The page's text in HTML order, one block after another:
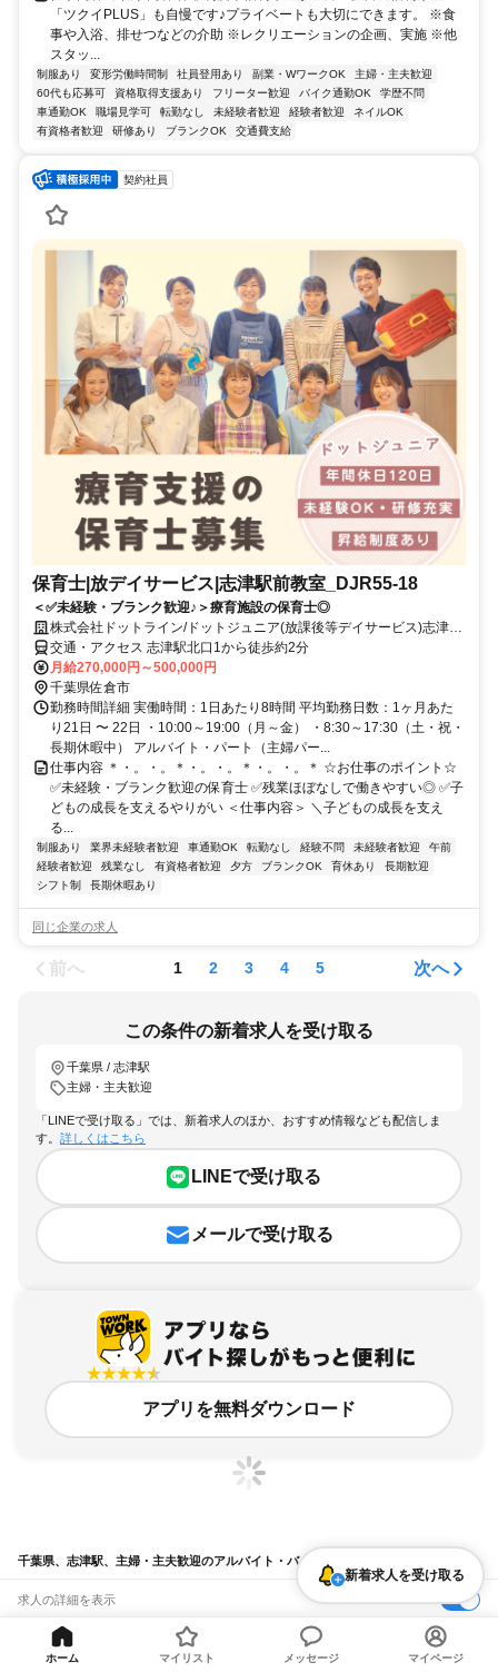
「ツクイPLUS」も自慢です♪プライベートも大切にできます。 ※食
事や入浴、排せつなどの介助 ※レクリエーションの企画、実施 ※他
スタッ...
制服あり 変形労働時間制 社員登用あり 副業・WワークOK
主婦・主夫歓迎
60代も応募可
資格取得支援あり フリーター歓迎 バイク通勤OK
学歴不問
車通勤OK
職場見学可 転勤なし 未経験者歓迎 経験者歓迎
ネイルOK
有資格者歓迎
研修あり ブランクOK 交通費支給
契約社員
保育士|放デイサービス|志津駅前教室_DJR55-18
＜✅未経験・ブランク歓迎♪＞療育施設の保育士◎
株式会社ドットライン/ドットジュニア(放課後等デイサービス)志津駅
前
交通・アクセス 志津駅北口1から徒歩約2分
月給270,000円～500,000円
千葉県佐倉市
勤務時間詳細 実働時間：1日あたり8時間 平均勤務日数：1ヶ月あた
り21日 〜 22日 ・10:00～19:00（月～金） ・8:30～17:30（土・祝・
長期休暇中） アルバイト・パート（主婦パー...
仕事内容 ＊・。・。＊・。・。＊・。・。＊ ☆お仕事のポイント☆
✅未経験・ブランク歓迎の保育士 ✅残業ほぼなしで働きやすい◎ ✅子
どもの成長を支えるやりがい ＜仕事内容＞ ＼子どもの成長を支え
る...
制服あり 業界未経験者歓迎 車通勤OK 転勤なし 経験不問 未経験者歓迎
午前
経験者歓迎
残業なし 有資格者歓迎 夕方 ブランクOK 育休あり
長期歓迎
シフト制
長期休暇あり
同じ企業の求人
前へ 1 2 3 4 5 次へ
この条件の新着求人を受け取る
千葉県 / 志津駅
主婦・主夫歓迎
「LINEで受け取る」では、新着求人のほか、おすすめ情報なども配信しま
す。 詳しくはこちら
LINEで受け取る
メールで受け取る
アプリを無料ダウンロード
千葉県、志津駅、主婦・主夫歓迎のアルバイト・バイト求人情報
求人の詳細を表示
条件を追加・変更して検索
新着求人を受け取る
ホーム マイリスト メッセージ マイページ